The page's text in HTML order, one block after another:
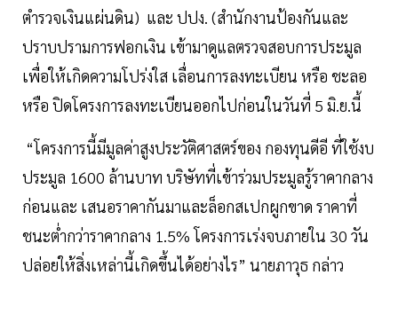
ตำรวจเงินแผ่นดิน) และ ปปง. (สำนักงานป้องกันและ
ปราบปรามการฟอกเงิน เข้ามาดูแลตรวจสอบการประมูล
เพื่อให้เกิดความโปร่งใส เลื่อนการลงทะเบียน หรือ ชะลอ
หรือ ปิดโครงการลงทะเบียนออกไปก่อนในวันที่ 5 มิ.ย.นี้
“โครงการนี้มีมูลค่าสูงประวัติศาสตร์ของ กองทุนดีอี ที่ใช้งบ
ประมูล 1600 ล้านบาท บริษัทที่เข้าร่วมประมูลรู้ราคากลาง
ก่อนและ เสนอราคากันมาและล็อกสเปกผูกขาด ราคาที่
ชนะต่ำกว่าราคากลาง 1.5% โครงการเร่งจบภายใน 30 วัน
ปล่อยให้สิ่งเหล่านี้เกิดขึ้นได้อย่างไร” นายภาวุธ กล่าว